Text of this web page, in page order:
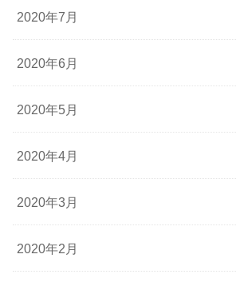
2020年7月
2020年6月
2020年5月
2020年4月
2020年3月
2020年2月